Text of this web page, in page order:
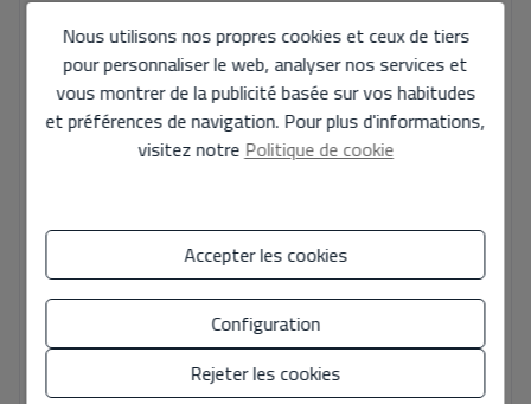
(GDPR).+ Info
J'ai lu et j'accepte lesmentions légaleset lapolitique de
confidentialité
J'accepte les envois commerciaux
Nous utilisons nos propres cookies et ceux de tiers
pour personnaliser le web, analyser nos services et
vous montrer de la publicité basée sur vos habitudes
et préférences de navigation. Pour plus d'informations,
visitez notre Politique de cookie
Accepter les cookies
Configuration
Rejeter les cookies